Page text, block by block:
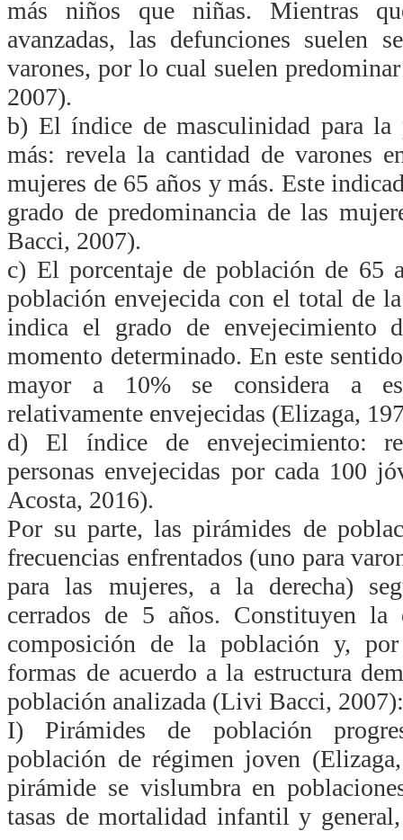
más niños que niñas. Mientras
avanzadas, las defunciones suelen
varones, por lo cual suelen
2007).
b) El índice de masculinidad para
más: revela la cantidad de varones
mujeres de 65 años y más. Este
grado de predominancia de las
Bacci, 2007).
c) El porcentaje de población de 65
población envejecida con el total de
indica el grado de envejecimiento
momento determinado. En este
mayor a 10% se considera a
relativamente envejecidas (Elizaga,
d) El índice de envejecimiento:
personas envejecidas por cada 100
Acosta, 2016).
Por su parte, las pirámides de
frecuencias enfrentados (uno para
para las mujeres, a la derecha)
cerrados de 5 años. Constituyen
composición de la población y,
formas de acuerdo a la estructura
población analizada (Livi Bacci, 2007)
I) Pirámides de población
población de régimen joven
pirámide se vislumbra en
tasas de mortalidad infantil y